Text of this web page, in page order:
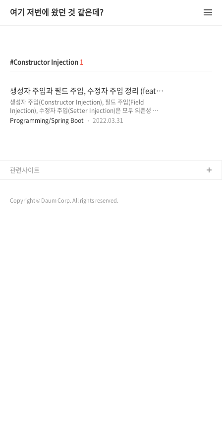
여기 저번에 왔던 것 같은데?
Constructor Injection 1
생성자 주입과 필드 주입, 수정자 주입 정리 (feat.
의존성 관계 주입)
생성자 주입(Constructor Injection), 필드 주입(Field
Injection), 수정자 주입(Setter Injection)은 모두 의존성 관계
주입이라고 합니다. 각각의 의존성 관계 주입 방법에 대해서 알
아보기 전에 의존성과 의존성 관계 주입(Dependency
객체지향 프로그래밍 어디서나 통용되는 개념입니다. 의존성이
Programming/Spring Boot 2022.03.31
Copyright © Daum Corp. All rights reserved.
관련사이트